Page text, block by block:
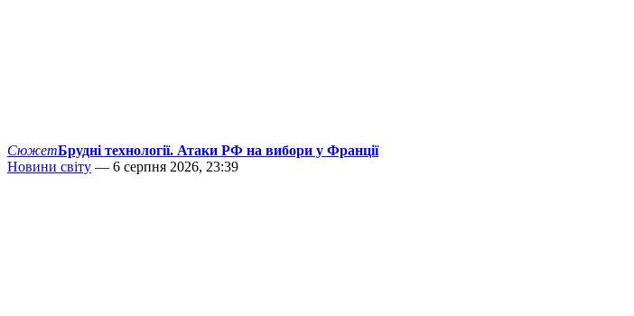
СюжетБрудні технології. Атаки РФ на вибори у Франції
Новини світу — 6 серпня 2026, 23:39